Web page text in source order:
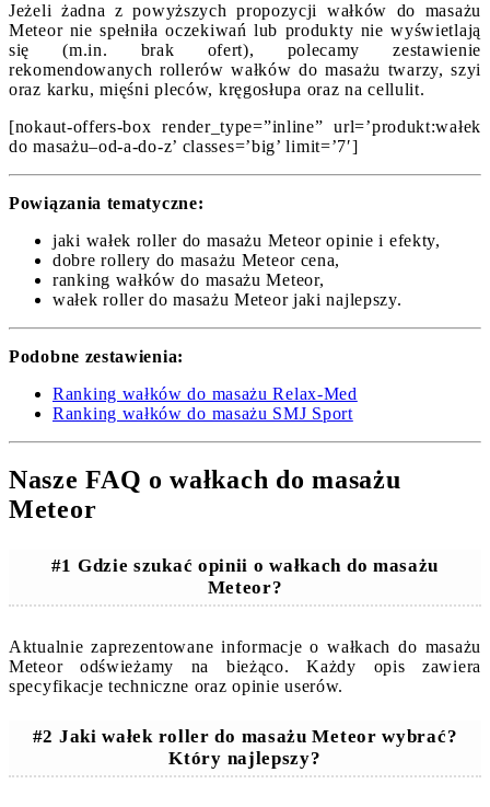
Jeżeli żadna z powyższych propozycji wałków do masażu
Meteor nie spełniła oczekiwań lub produkty nie wyświetlają
się (m.in. brak ofert), polecamy zestawienie
rekomendowanych rollerów wałków do masażu twarzy, szyi
oraz karku, mięśni pleców, kręgosłupa oraz na cellulit.
[nokaut-offers-box render_type=”inline” url=’produkt:wałek
do masażu–od-a-do-z’ classes=’big’ limit=’7′]
Powiązania tematyczne:
jaki wałek roller do masażu Meteor opinie i efekty,
dobre rollery do masażu Meteor cena,
ranking wałków do masażu Meteor,
wałek roller do masażu Meteor jaki najlepszy.
Podobne zestawienia:
Ranking wałków do masażu Relax-Med
Ranking wałków do masażu SMJ Sport
Nasze FAQ o wałkach do masażu
Meteor
#1 Gdzie szukać opinii o wałkach do masażu
Meteor?
Aktualnie zaprezentowane informacje o wałkach do masażu
Meteor odświeżamy na bieżąco. Każdy opis zawiera
specyfikacje techniczne oraz opinie userów.
#2 Jaki wałek roller do masażu Meteor wybrać?
Który najlepszy?